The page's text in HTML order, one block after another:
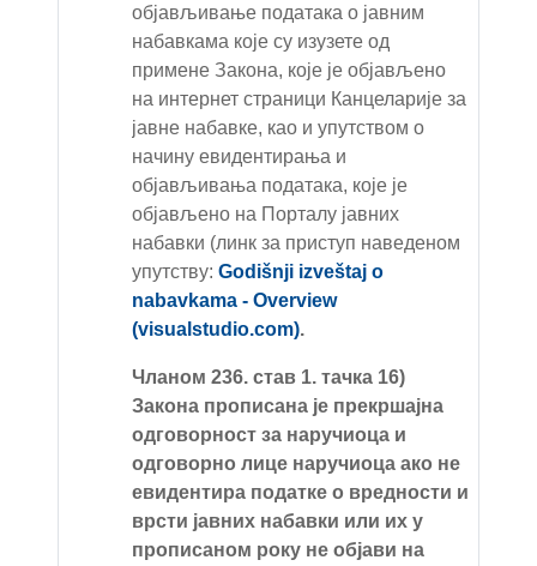
објављивање података о јавним
набавкама које су изузете од
примене Закона, које је објављено
на интернет страници Канцеларије за
јавне набавке, као и упутством о
начину евидентирања и
објављивања података, које је
објављено на Порталу јавних
набавки (линк за приступ наведеном
упутству: Godišnji izveštaj o
nabavkama - Overview
(visualstudio.com).
Чланом 236. став 1. тачка 16)
Закона прописана је прекршајна
одговорност за наручиоца и
одговорно лице наручиоца ако не
евидентира податке о вредности и
врсти јавних набавки или их у
прописаном року не објави на